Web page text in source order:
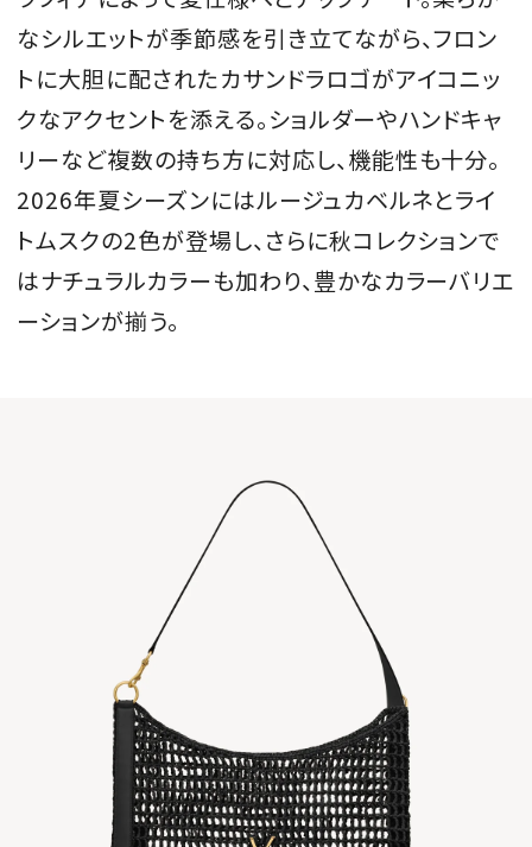
なシルエットが季節感を引き立てながら、フロン
トに大胆に配されたカサンドラロゴがアイコニッ
クなアクセントを添える。ショルダーやハンドキャ
リーなど複数の持ち方に対応し、機能性も十分。
2026年夏シーズンにはルージュカベルネとライ
トムスクの2色が登場し、さらに秋コレクションで
はナチュラルカラーも加わり、豊かなカラーバリエ
ーションが揃う。